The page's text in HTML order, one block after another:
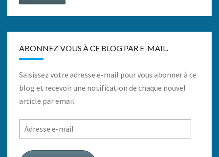
ABONNEZ-VOUS À CE BLOG PAR E-MAIL.
Saisissez votre adresse e-mail pour vous abonner à ce
blog et recevoir une notification de chaque nouvel
article par email.
Adresse
e-
mail